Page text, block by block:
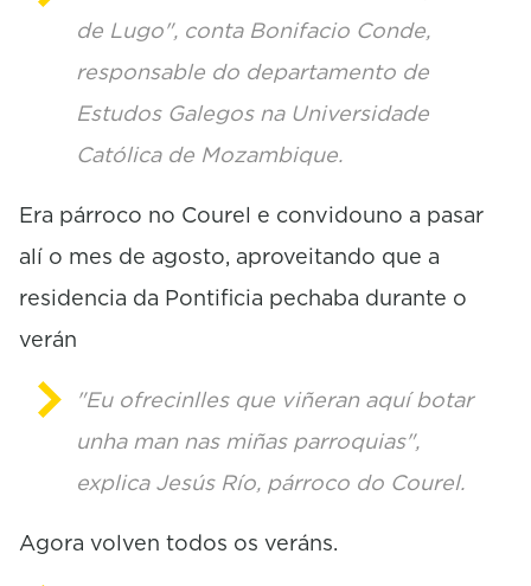
de Lugo", conta Bonifacio Conde,
responsable do departamento de
Estudos Galegos na Universidade
Católica de Mozambique.
Era párroco no Courel e convidouno a pasar
alí o mes de agosto, aproveitando que a
residencia da Pontificia pechaba durante o
verán
"Eu ofrecinlles que viñeran aquí botar
unha man nas miñas parroquias",
explica Jesús Río, párroco do Courel.
Agora volven todos os veráns.